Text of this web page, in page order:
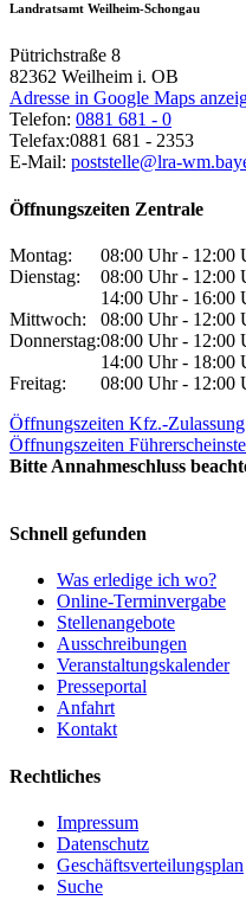
Landratsamt Weilheim-Schongau
Pütrichstraße 8
82362 Weilheim i. OB
Adresse in Google Maps
Telefon: 0881 681 - 0
Telefax:0881 681 - 2353
E-Mail: poststelle@lra-
Öffnungszeiten Zentrale
Montag:
08:00 Uhr - 12:00
Dienstag:
08:00 Uhr - 12:00
14:00 Uhr - 16:00
Mittwoch:
08:00 Uhr - 12:00
Donnerstag:08:00 Uhr - 12:00
14:00 Uhr - 18:00
Freitag:
08:00 Uhr - 12:00
Öffnungszeiten Kfz.-Zulassung
Öffnungszeiten
Bitte Annahmeschluss
Schnell gefunden
Was erledige ich wo?
Online-Terminvergabe
Stellenangebote
Ausschreibungen
Veranstaltungskalender
Presseportal
Anfahrt
Kontakt
Rechtliches
Impressum
Datenschutz
Geschäftsverteilungsplan
Suche